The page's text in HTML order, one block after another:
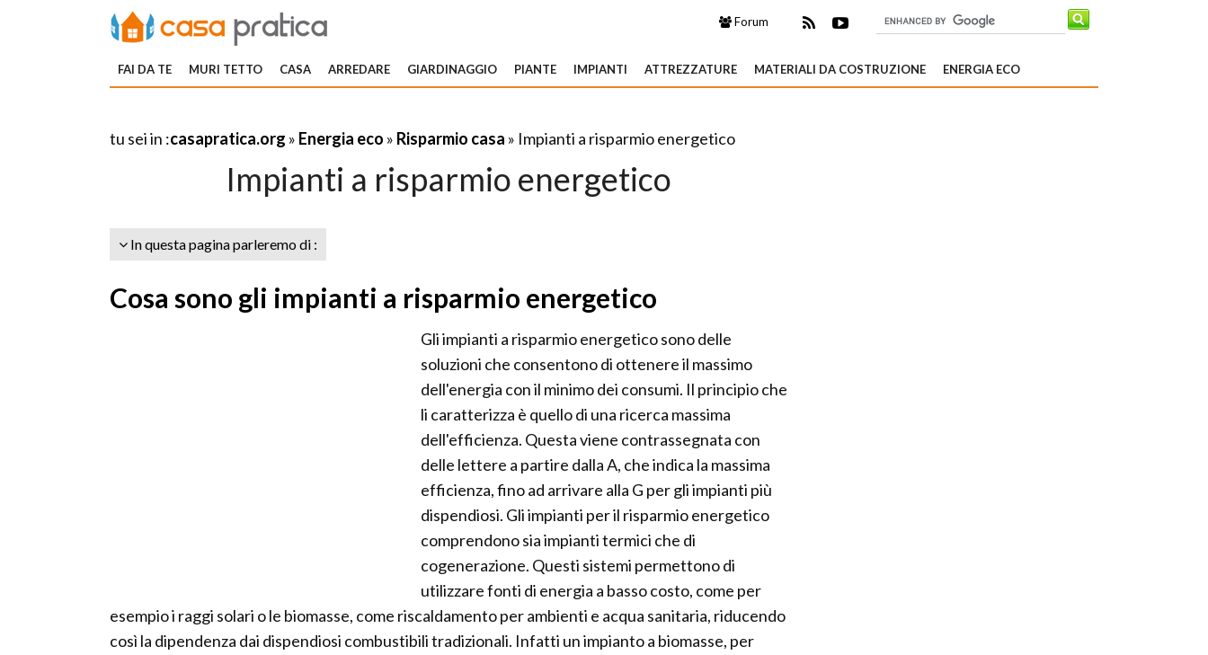
Forum
FAI DA TE MURI TETTO CASA ARREDARE GIARDINAGGIO PIANTE IMPIANTI ATTREZZATURE MATERIALI DA COSTRUZIONE ENERGIA ECO
tu sei in :casapratica.org » Energia eco » Risparmio casa » Impianti a risparmio energetico
Impianti a risparmio energetico
In questa pagina parleremo di :
Cosa sono gli impianti a risparmio energetico
Gli impianti a risparmio energetico sono delle
soluzioni che consentono di ottenere il massimo
dell'energia con il minimo dei consumi. Il principio che
li caratterizza è quello di una ricerca massima
dell'efficienza. Questa viene contrassegnata con
delle lettere a partire dalla A, che indica la massima
efficienza, fino ad arrivare alla G per gli impianti più
dispendiosi. Gli impianti per il risparmio energetico
comprendono sia impianti termici che di
cogenerazione. Questi sistemi permettono di
utilizzare fonti di energia a basso costo, come per
esempio i raggi solari o le biomasse, come riscaldamento per ambienti e acqua sanitaria, riducendo
così la dipendenza dai dispendiosi combustibili tradizionali. Infatti un impianto a biomasse, per